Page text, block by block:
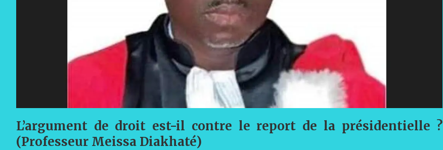
L’argument de droit est-il contre le report de la présidentielle ?
(Professeur Meissa Diakhaté)